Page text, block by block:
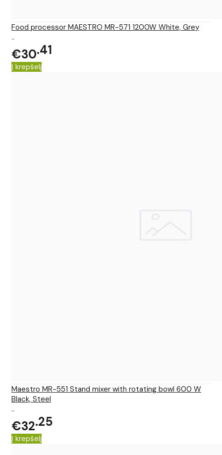
Food processor MAESTRO MR-571 1200W White, Grey
..
€30 41
Į krepšelį
Maestro MR-551 Stand mixer with rotating bowl 600 W
Black, Steel
..
€32 25
Į krepšelį